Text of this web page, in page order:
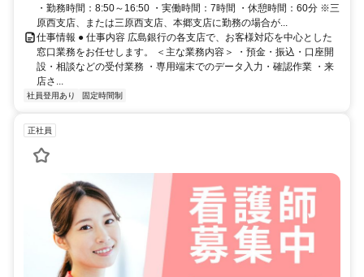
・勤務時間：8:50～16:50 ・実働時間：7時間 ・休憩時間：60分 ※三
原西支店、または三原西支店、本郷支店に勤務の場合が...
仕事情報 ● 仕事内容 広島銀行の各支店で、お客様対応を中心とした
窓口業務をお任せします。 ＜主な業務内容＞ ・預金・振込・口座開
設・相談などの受付業務 ・専用端末でのデータ入力・確認作業 ・来
店さ...
社員登用あり 固定時間制
正社員